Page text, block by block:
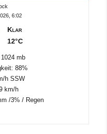
6:02
Klar
12°C
mb
88%
h SSW
km/h
/3% / Regen